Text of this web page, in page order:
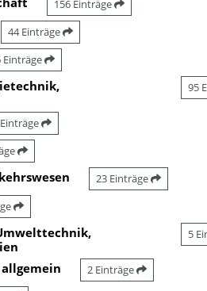
156 Einträge
44 Einträge
Einträge
95
23 Einträge
5
2 Einträge